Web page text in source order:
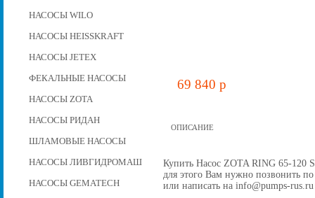
НАСОСЫ WILO
НАСОСЫ HEISSKRAFT
НАСОСЫ JETEX
ФЕКАЛЬНЫЕ НАСОСЫ
НАСОСЫ ZOTA
НАСОСЫ РИДАН
ШЛАМОВЫЕ НАСОСЫ
НАСОСЫ ЛИВГИДРОМАШ
НАСОСЫ GEMATECH
69 840 p
ОПИСАНИЕ
Купить Насос ZOTA RING 65-120
для этого Вам нужно позвонить
или написать на info@pumps-rus.ru